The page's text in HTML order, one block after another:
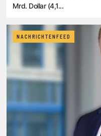
Mrd. Dollar (4,1...
NACHRICHTENFEED